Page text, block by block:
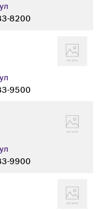
8200
9500
9900